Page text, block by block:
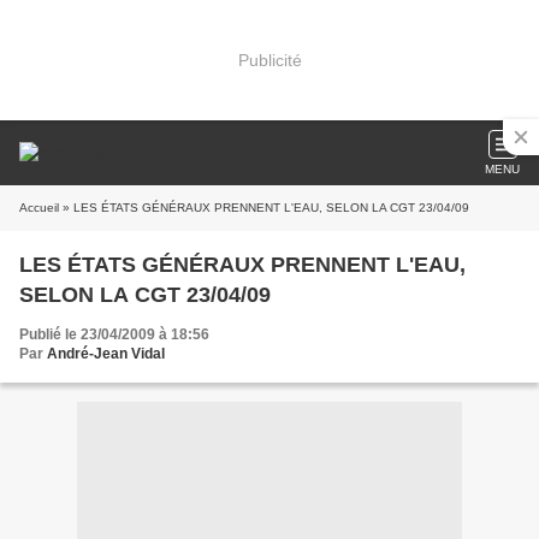
Publicité
MENU
Accueil » LES ÉTATS GÉNÉRAUX PRENNENT L'EAU, SELON LA CGT 23/04/09
LES ÉTATS GÉNÉRAUX PRENNENT L'EAU,
SELON LA CGT 23/04/09
Publié le 23/04/2009 à 18:56
Par André-Jean Vidal